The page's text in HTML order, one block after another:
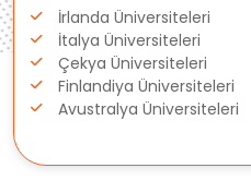
Danimarka
Avustralya
İrlanda Üniversiteleri
İtalya Üniversiteleri
Çekya Üniversiteleri
Finlandiya Üniversiteleri
Avustralya Üniversiteleri